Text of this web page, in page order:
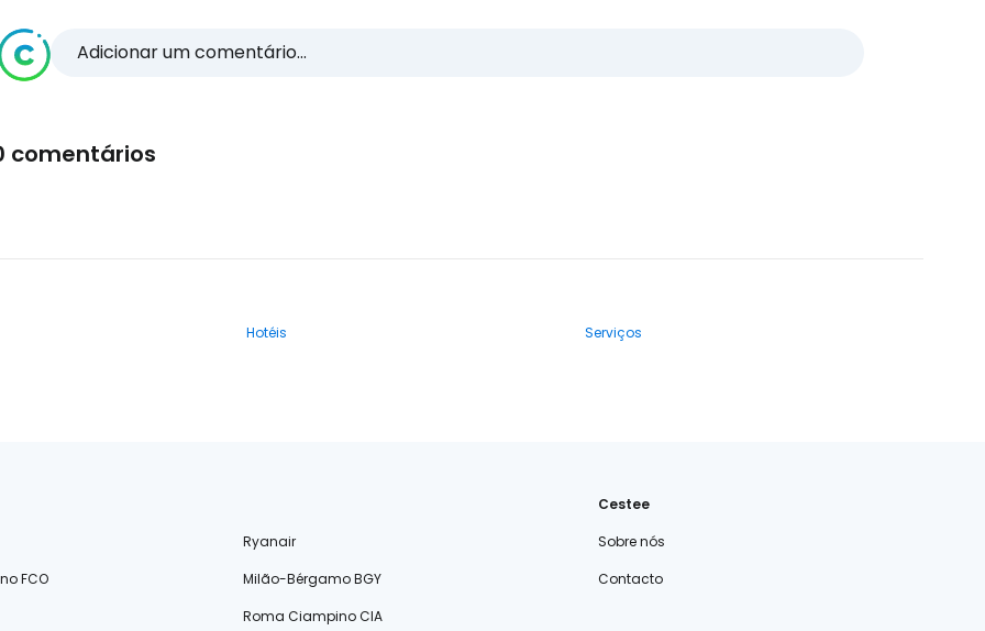
Adicionar um comentário...
comentários
Hotéis Serviços
Ryanair
FCO
Milão-Bérgamo BGY
Roma Ciampino CIA
Cestee
Sobre nós
Contacto